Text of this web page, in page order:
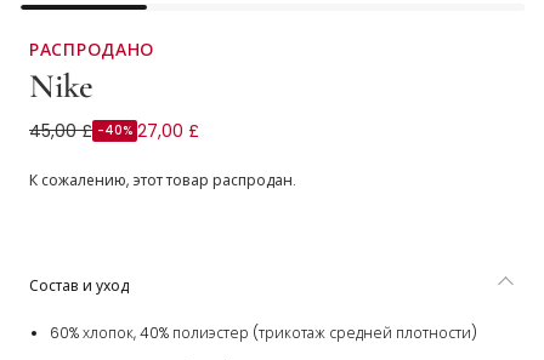
РАСПРОДАНО
Nike
Blue Jersey Tracksuit with Swoosh Logo
45,00 £ -40% 27,00 £
К сожалению, этот товар распродан.
Состав и уход
60% хлопок, 40% полиэстер (трикотаж средней плотности)